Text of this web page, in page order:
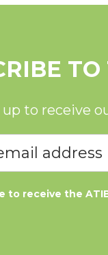
up to receive
to receive the